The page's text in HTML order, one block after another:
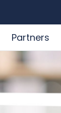
Partners